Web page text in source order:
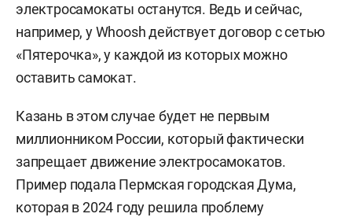
электросамокаты останутся. Ведь и сейчас,
например, у Whoosh действует договор с сетью
«Пятерочка», у каждой из которых можно
оставить самокат.
Казань в этом случае будет не первым
миллионником России, который фактически
запрещает движение электросамокатов.
Пример подала Пермская городская Дума,
которая в 2024 году решила проблему